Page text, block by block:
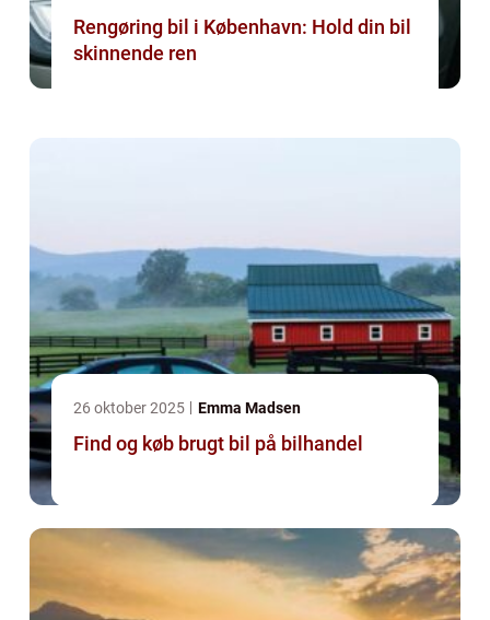
Rengøring bil i København: Hold din bil
skinnende ren
26 oktober 2025 Emma Madsen
Find og køb brugt bil på bilhandel